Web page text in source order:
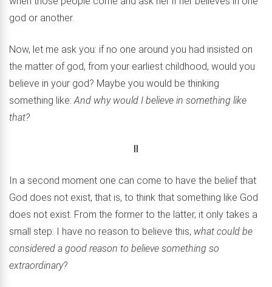
god or another.
Now, let me ask you: if no one around you had insisted on
the matter of god, from your earliest childhood, would you
believe in your god? Maybe you would be thinking
something like: And why would I believe in something like
that?
II
In a second moment one can come to have the belief that
God does not exist, that is, to think that something like God
does not exist. From the former to the latter, it only takes a
small step: I have no reason to believe this, what could be
considered a good reason to believe something so
extraordinary?